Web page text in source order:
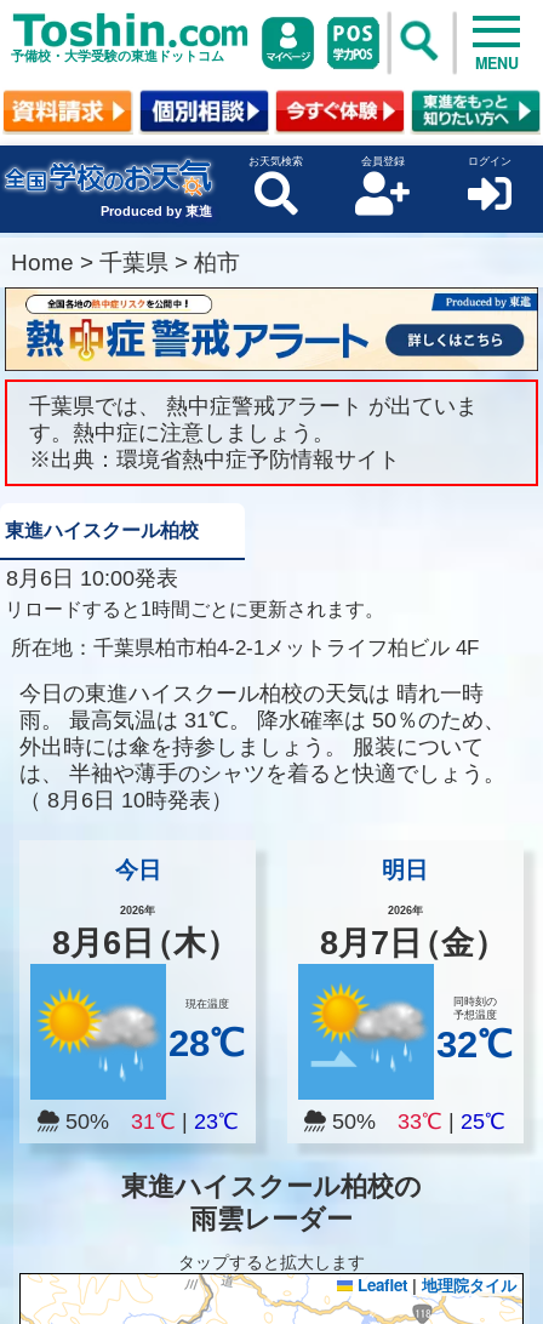
予備校・大学受験の東進ドットコム MENU
Produced by 東進
お天気検索 会員登録 ログイン
Home > 千葉県 > 柏市
千葉県では、 熱中症警戒アラート が出ていま
す。熱中症に注意しましょう。
※出典：環境省熱中症予防情報サイト
東進ハイスクール柏校
8月6日 10:00発表
リロードすると1時間ごとに更新されます。
所在地： 千葉県柏市柏4-2-1メットライフ柏ビル 4F
今日の東進ハイスクール柏校の天気は 晴れ一時
雨。
最高気温は 31℃。 降水確率は 50％のため、
外出時には傘を持参しましょう。
服装について
は、
半袖や薄手のシャツを着ると快適でしょう。
（ 8月6日 10時発表）
今日
2026年
8月 6 日（木）
現在温度
28℃
50% 31℃ 23℃
明日
2026年
8月 7 日（金）
同時刻の
予想温度
32℃
50% 33℃ |25℃
東進ハイスクール柏校の
雨雲レーダー
タップすると拡大します
Leaflet | 地理院タイル